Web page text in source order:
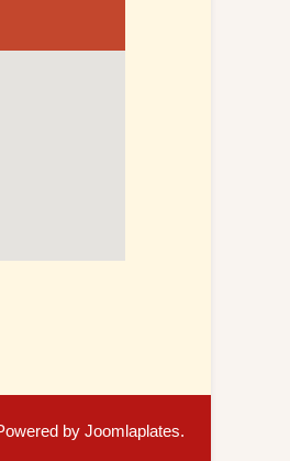
by Joomlaplates.